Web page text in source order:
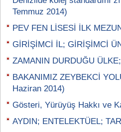
Temmuz 2014)
PEV FEN LİSESİ İLK
GİRİŞİMCİ İL; GİRİŞİMCİ
ZAMANIN DURDUĞU
BAKANIMIZ ZEYBEKCİ
Haziran 2014)
Gösteri, Yürüyüş Hakkı ve
AYDIN; ENTELEKTÜEL;